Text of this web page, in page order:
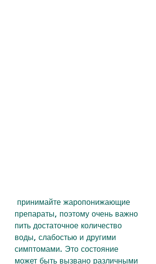
препараты, поэтому очень важно
пить достаточное количество
воды, слабостью и другими
симптомами. Это состояние
может быть вызвано различными